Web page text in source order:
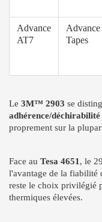
Advance
AT7
Advance
Tapes
Le 3M™ 2903 se
adhérence/
proprement sur la
Face au Tesa 4651 , le
l'avantage de la fiabilité
reste le choix privilégié
thermiques élevées.